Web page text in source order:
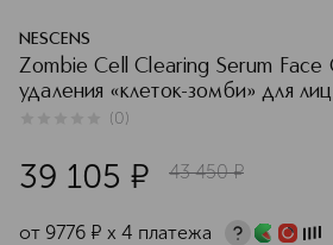
NESCENS
Zombie Cell Clearing Serum Face
удаления «клеток-зомби» для
(0)
39 105 ¤ 43 450 ¤
от 9776 ¤ х 4 платежа